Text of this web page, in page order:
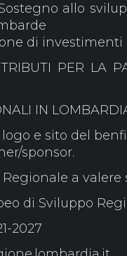
“Sostegno allo
di investimenti
PER LA
IN
logo e sito del
sponsor.
a valere
di Sviluppo
2027